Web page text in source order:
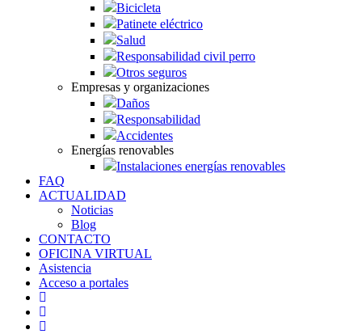
Bicicleta
Patinete eléctrico
Salud
Responsabilidad civil perro
Otros seguros
Empresas y organizaciones
Daños
Responsabilidad
Accidentes
Energías renovables
Instalaciones energías renovables
FAQ
ACTUALIDAD
Noticias
Blog
CONTACTO
OFICINA VIRTUAL
Asistencia
Acceso a portales